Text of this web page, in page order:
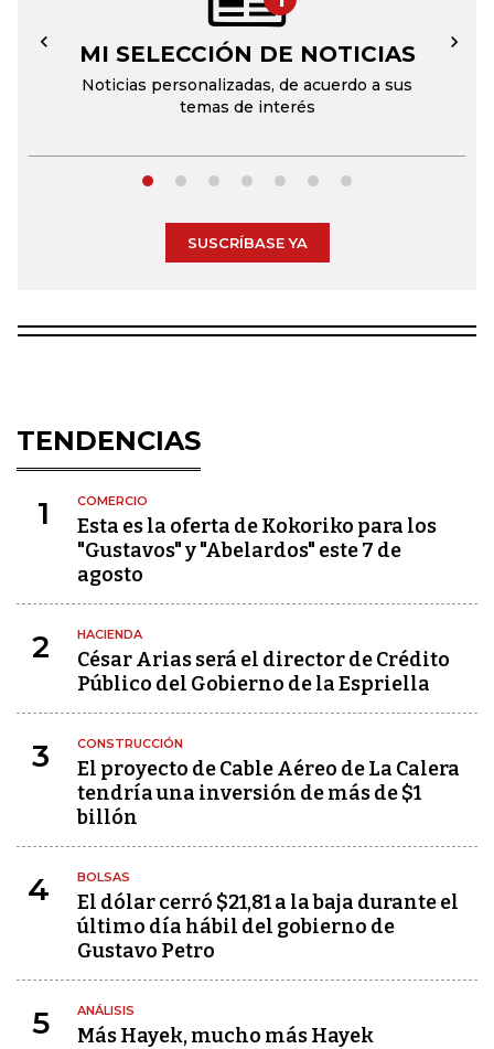
MI SELECCIÓN DE NOTICIAS
Noticias personalizadas, de acuerdo a sus
temas de interés
← →
SUSCRÍBASE YA
TENDENCIAS
1 COMERCIO
Esta es la oferta de Kokoriko para los
"Gustavos" y "Abelardos" este 7 de
agosto
2 HACIENDA
César Arias será el director de Crédito
Público del Gobierno de la Espriella
3 CONSTRUCCIÓN
El proyecto de Cable Aéreo de La Calera
tendría una inversión de más de $1
billón
4 BOLSAS
El dólar cerró $21,81 a la baja durante el
último día hábil del gobierno de
Gustavo Petro
5 ANÁLISIS
Más Hayek, mucho más Hayek